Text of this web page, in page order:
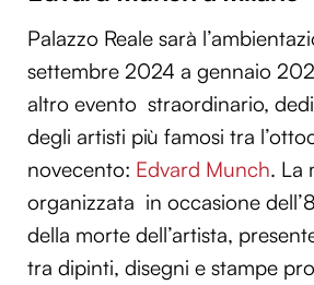
Palazzo Reale sarà
settembre 2024 a gennaio
altro evento straordinario,
degli artisti più famosi tra
novecento: Edvard Munch. La
organizzata in occasione
della morte dell’artista,
tra dipinti, disegni e stampe